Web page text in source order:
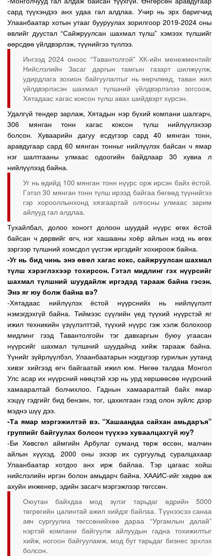
сард түүхэндээ анх удаа гал алдлаа. Учир нь эрх баригчид
Улаанбаатар хотын утааг бууруулах зорилгоор 2019-2024 оны
өвлийг дуустал “Сайжруулсан шахмал түлш” хэмээх түлшийг
өөрсдөө үйлдвэрлэж, түүнийгээ түллээ.
Ингээд 2024 оноос “Тавантолгой” ХК-ийн менежментийг
Нийслэлийн Засаг даргын тамгын газарт шилжүүлж,
удирдлага зохион байгуулалтыг нь өөрчлөөд, таван жил
үйлдвэрлэсэн шахмал түлшний үйлдвэрлэлээ зогсоож,
Хятадаас хагас коксон түлш авах шийдвэрт хүрсэн.
Удалгүй тендер зарлаж, Хятадын нэр бүхий компани шалгарч,
306 мянган тонн хагас коксон түлш нийлүүлэхээр
болсон. Хуваарийн дагуу есдүгээр сард 40 мянган тонн,
аравдугаар сард 60 мянган тонныг нийлүүлэх байсан ч ямар
нэг шалтгааны улмаас одоогийн байдлаар 30 хувиа л
нийлүүлээд байна.
Уг нь өдийд 100 мянган тонн нүүрс орж ирсэн байх ёстой.
Гэтэл 30 мянган тонн түлш ирээд байгаа бөгөөд түүнийгээ
гэр хорооллынхонд хязгаартай олгосны улмаас зарим
айлууд гал алдлаа.
Тухайлбал, долоо хоногт долоон шуудай нүүрс өгөх ёстой
байсан ч дөрвийг өгч, нэг хашааны хоёр айлын нэгд нь өгөх
зэргээр түлшний хомсдол үүсгэж иргэдийг хохироож байна.
-Уг нь бид чинь энэ өвөл хагас кокс, сайжруулсан шахмал
түлш хэрэглэхээр тохирсон. Гэтэл мидлинг гэх нүүрсийг
шахмал түлшний шуудайлж иргэдэд тарааж байна гэсэн.
Энэ яг юу болж байна вэ?
-Хятадаас нийлүүлэх ёстой нүүрснийх нь нийлүүлэлт
нэмэгдэхгүй байна. Тиймээс сүүлийн үед түүхий нүүрстэй яг
ижил техникийн үзүүлэлттэй, түүхий нүүрс гэж хэлж болохоор
мидлинг гээд Тавантолгойн тэг давхаргын буюу угаасан
нүүрсийг шахмал түлшний шуудайнд хийж тарааж байна.
Үүнийг зүйрлүүлбэл, Улаанбаатарын нэгдүгээр гурилын уутанд
хивэг хийгээд өгч байгаатай ижил юм. Нөгөө талдаа Монгол
Улс асар их нүүрсний нөөцтэй хэр нь урд хөршөөсөө нүүрсний
хамааралтай болчихлоо. Гаднын хамааралтай байх ямар
хэцүү гэдгийг бид бензин, тог, цахилгаан гээд олон зүйлс дээр
мэднэ шүү дээ.
-Та ямар мэргэжилтэй вэ. “Хашаандаа сайхан амьдаръя”
группийг байгуулах болсон түүхээ хуваалцахгүй юу?
-Би Хөвсгөл аймгийн Арбулаг суманд төрж өссөн, малчин
айлын хүүхэд. 2000 оны эхээр их сургуульд суралцахаар
Улаанбаатар хотдоо анх ирж байлаа. Тэр цагаас хойш
нийслэлийн иргэн болон амьдарч байна. ХААИС-ийг хөдөө аж
ахуйн инженер, эдийн засагч мэргэжлээр төгссөн.
Оюутан байхдаа мод зүлэг тарьдаг өдрийн 5000
төгрөгийн цалинтай ажил хийдэг байлаа. Түүнээсээ санаа
авч сургуулиа төгссөнийхөө дараа “Ургамлын далай”
нэртэй компани байгуулж айлуудын гадна тохижилтыг
хийж, ногоон байгууламж, мод бут тарьдаг бизнес эрхлэх
болсон.